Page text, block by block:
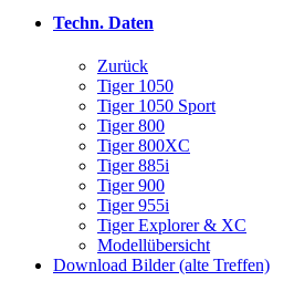
Techn. Daten
Zurück
Tiger 1050
Tiger 1050 Sport
Tiger 800
Tiger 800XC
Tiger 885i
Tiger 900
Tiger 955i
Tiger Explorer & XC
Modellübersicht
Download Bilder (alte Treffen)